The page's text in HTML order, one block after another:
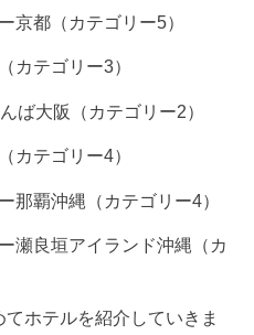
京都（カテゴリー5）
カテゴリー3）
ば大阪（カテゴリー2）
カテゴリー4）
那覇沖縄（カテゴリー4）
瀬良垣アイランド沖縄（カ
ホテルを紹介していきま